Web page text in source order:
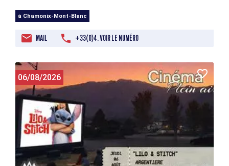
à Chamonix-Mont-Blanc
MAIL +33(0)4. VOIR LE NUMÉRO
06/08/2026